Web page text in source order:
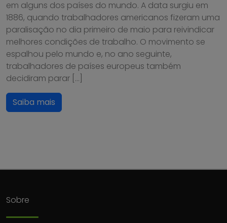
em alguns dos países do mundo. A data surgiu em
1886, quando trabalhadores americanos fizeram uma
paralisação no dia primeiro de maio para reivindicar
melhores condições de trabalho. O movimento se
espalhou pelo mundo e, no ano seguinte,
trabalhadores de países europeus também
decidiram parar […]
Saiba mais
Sobre